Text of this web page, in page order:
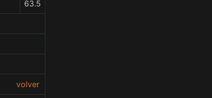
63.5
volver